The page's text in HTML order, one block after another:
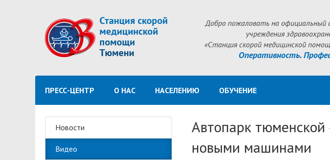
Добро пожаловать на официальный
учреждения
«Станция скорой медицинской
Оперативность.
ПРЕСС-ЦЕНТР О НАС НАСЕЛЕНИЮ ОБУЧЕНИЕ
Новости
Видео
Автопарк тюменской
новыми машинами